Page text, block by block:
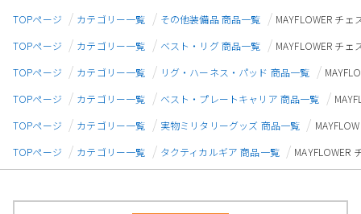
TOPページ
カテゴリー一覧 その他装備品 商品一覧
MAYFLOWER チ
TOPページ
カテゴリー一覧 ベスト・リグ 商品一覧
MAYFLOWER チ
TOPページ
カテゴリー一覧 リグ・ハーネス・パッド 商品一覧
TOPページ
カテゴリー一覧 ベスト・プレートキャリア 商品一覧
TOPページ
カテゴリー一覧 実物ミリタリーグッズ 商品一覧
TOPページ
カテゴリー一覧 タクティカルギア 商品一覧 MAYFLOWER